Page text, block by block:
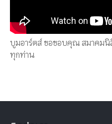
บูมอาร์ตส์ ขอขอบคุณ สมาคมนิสิ
ทุกท่าน